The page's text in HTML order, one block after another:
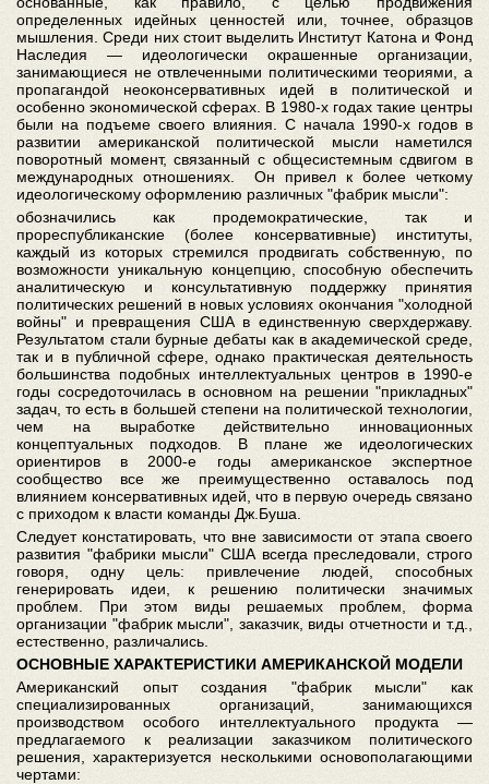
определенных идейных ценностей или, точнее, образцов
мышления. Среди них стоит выделить Институт Катона и Фонд
Наследия — идеологически окрашенные организации,
занимающиеся не отвлеченными политическими теориями, а
пропагандой неоконсервативных идей в политической и
особенно экономической сферах. В 1980-х годах такие центры
были на подъеме своего влияния. С начала 1990-х годов в
развитии американской политической мысли наметился
поворотный момент, связанный с общесистемным сдвигом в
международных отношениях. Он привел к более четкому
идеологическому оформлению различных "фабрик мысли":
обозначились как продемократические, так и
прореспубликанские (более консервативные) институты,
каждый из которых стремился продвигать собственную, по
возможности уникальную концепцию, способную обеспечить
аналитическую и консультативную поддержку принятия
политических решений в новых условиях окончания "холодной
войны" и превращения США в единственную сверхдержаву.
Результатом стали бурные дебаты как в академической среде,
так и в публичной сфере, однако практическая деятельность
большинства подобных интеллектуальных центров в 1990-е
годы сосредоточилась в основном на решении "прикладных"
задач, то есть в большей степени на политической технологии,
чем на выработке действительно инновационных
концептуальных подходов. В плане же идеологических
ориентиров в 2000-е годы американское экспертное
сообщество все же преимущественно оставалось под
влиянием консервативных идей, что в первую очередь связано
с приходом к власти команды Дж.Буша.
Следует констатировать, что вне зависимости от этапа своего
развития "фабрики мысли" США всегда преследовали, строго
говоря, одну цель: привлечение людей, способных
генерировать идеи, к решению политически значимых
проблем. При этом виды решаемых проблем, форма
организации "фабрик мысли", заказчик, виды отчетности и т.д.,
естественно, различались.
ОСНОВНЫЕ ХАРАКТЕРИСТИКИ АМЕРИКАНСКОЙ МОДЕЛИ
Американский опыт создания "фабрик мысли" как
специализированных организаций, занимающихся
производством особого интеллектуального продукта —
предлагаемого к реализации заказчиком политического
решения, характеризуется несколькими основополагающими
чертами: